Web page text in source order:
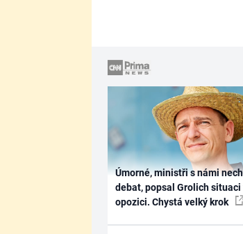
Úmorné, ministři s námi
debat, popsal Grolich situaci
opozici. Chystá velký krok